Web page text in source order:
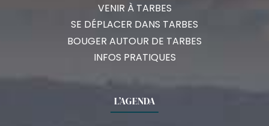
VENIR À TARBES
SE DÉPLACER DANS TARBES
BOUGER AUTOUR DE TARBES
INFOS PRATIQUES
L’AGENDA